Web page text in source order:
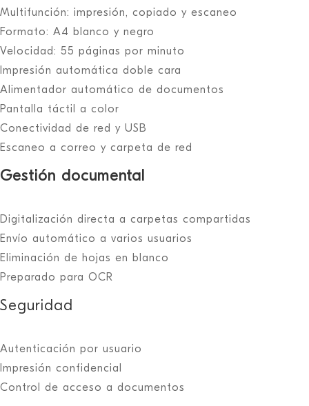
Multifunción: impresión, copiado y escaneo
Formato: A4 blanco y negro
Velocidad: 55 páginas por minuto
Impresión automática doble cara
Alimentador automático de documentos
Pantalla táctil a color
Conectividad de red y USB
Escaneo a correo y carpeta de red
Gestión documental
Digitalización directa a carpetas compartidas
Envío automático a varios usuarios
Eliminación de hojas en blanco
Preparado para OCR
Seguridad
Autenticación por usuario
Impresión confidencial
Control de acceso a documentos